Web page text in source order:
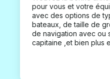
pour vous et votre
avec des options de
bateaux, de taille de
de navigation avec ou
capitaine ,et bien plus